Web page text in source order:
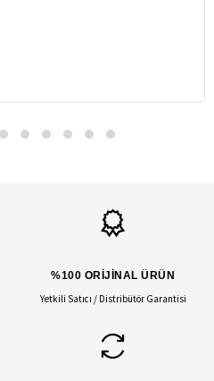
%100 ORİJİNAL ÜRÜN
Yetkili Satıcı / Distribütör Garantisi